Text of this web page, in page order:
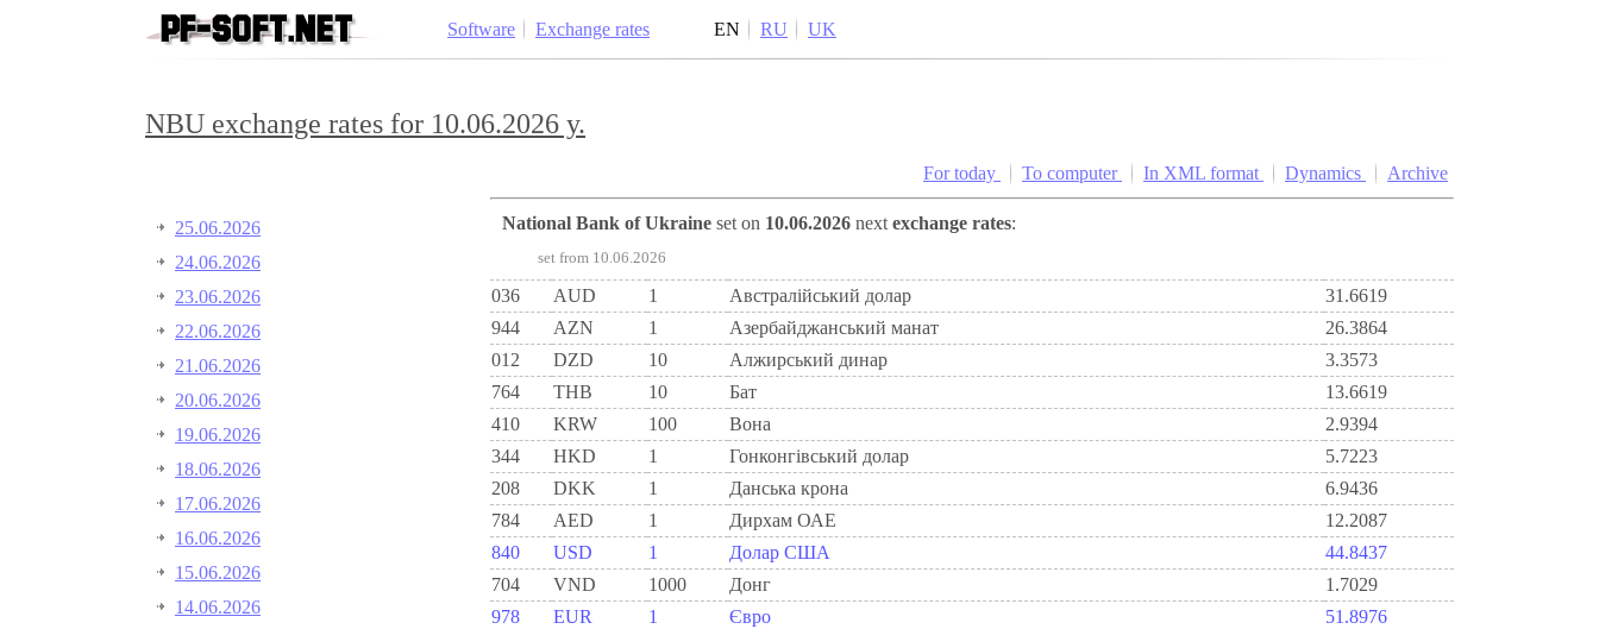
Software Exchange rates EN RU UK
NBU exchange rates for 10.06.2026 y.
25.06.2026
24.06.2026
23.06.2026
22.06.2026
21.06.2026
20.06.2026
19.06.2026
18.06.2026
17.06.2026
16.06.2026
15.06.2026
14.06.2026
For today To computer In XML format Dynamics Archive
National Bank of Ukraine set on 10.06.2026 next exchange rates:
set from 10.06.2026
036 AUD 1 Австралійський долар
31.6619
944
AZN 1 Азербайджанський манат
26.3864
012
DZD 10 Алжирський динар
3.3573
764
THB 10 Бат
13.6619
410
KRW 100 Вона
2.9394
344
HKD 1 Гонконгівський долар
5.7223
208
DKK 1 Данська крона
6.9436
784
AED 1 Дирхам ОАЕ
12.2087
840
USD 1 Долар США
44.8437
704
VND 1000 Донг
1.7029
978
EUR 1 Євро
51.8976